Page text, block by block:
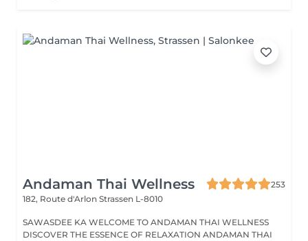
Andaman Thai Wellness
253
182, Route d'Arlon Strassen L-8010
SAWASDEE KA WELCOME TO ANDAMAN THAI WELLNESS
DISCOVER THE ESSENCE OF RELAXATION ANDAMAN THAI